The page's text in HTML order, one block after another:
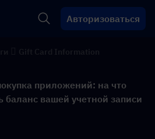
Авторизоваться
приложений: на что
вашей учетной записи